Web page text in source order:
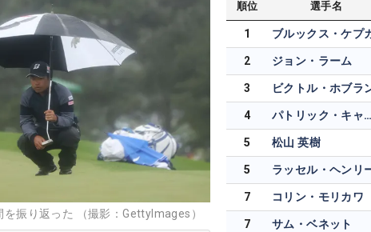
振り返った （撮影：GettyImages）
順位 選手名
1 ブルックス・ケプ
2 ジョン・ラーム
3 ビクトル・ホブラ
4 パトリック・キャントレー
5 松山 英樹
5 ラッセル・ヘンリ
7 コリン・モリカワ
7 サム・ベネット